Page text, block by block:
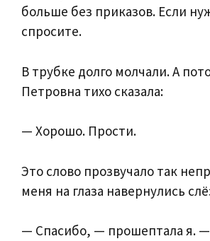
больше без приказов. Если
спросите.
В трубке долго молчали. А
Петровна тихо сказала:
— Хорошо. Прости.
Это слово прозвучало так
меня на глаза навернулись
— Спасибо, — прошептала я. —